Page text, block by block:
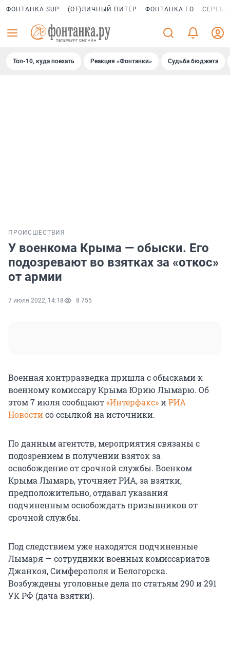
ФОНТАНКА SUP (ОТ)ЛИЧНЫЙ ПИТЕР ФОНТАНКА ГО
Топ-10, куда поехать Реакция «Фонтанки» Судьба бюджета
ПРОИСШЕСТВИЯ
У военкома Крыма — обыски. Его
подозревают во взятках за «откос»
от армии
7 июля 2022, 14:18 8 755
Военная контрразведка пришла с обысками к
военному комиссару Крыма Юрию Лымарю. Об
этом 7 июля сообщают«Интерфакс»иРИА
Новостисо ссылкой на источники.
По данным агентств, мероприятия связаны с
подозрением в получении взяток за
освобождение от срочной службы. Военком
Крыма Лымарь, уточняет РИА, за взятки,
предположительно, отдавал указания
подчиненным освобождать призывников от
срочной службы.
Под следствием уже находятся подчиненные
Лымаря — сотрудники военных комиссариатов
Джанкоя, Симферополя и Белогорска.
Возбуждены уголовные дела по статьям 290 и 291
УК РФ (дача взятки).